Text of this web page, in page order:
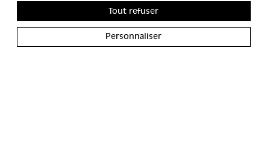
Tout refuser
Personnaliser